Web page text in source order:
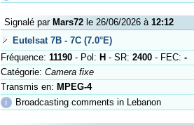
Signalé par Mars72le 26/06/2026 à 12:12
Eutelsat 7B - 7C (7.0°E)
Fréquence: 11190- Pol: H - SR: 2400- FEC: -
Catégorie: Camera fixe
Transmis en: MPEG-4
ℹ
Broadcasting comments in Lebanon